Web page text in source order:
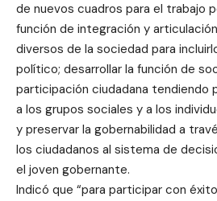
de nuevos cuadros para el trabajo
función de integración y
diversos de la sociedad para
político; desarrollar la función de
participación ciudadana tendiendo
a los grupos sociales y a los
y preservar la gobernabilidad a
los ciudadanos al sistema de
el joven gobernante.
Indicó que “para participar con